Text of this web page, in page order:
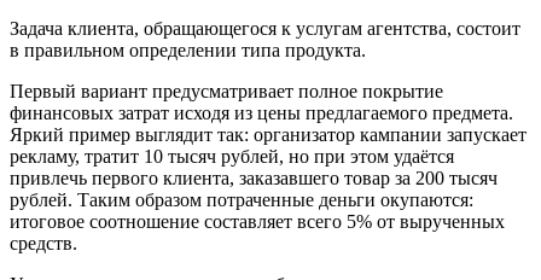
Задача клиента, обращающегося к услугам агентства, состоит
в правильном определении типа продукта.
Первый вариант предусматривает полное покрытие
финансовых затрат исходя из цены предлагаемого предмета.
Яркий пример выглядит так: организатор кампании запускает
рекламу, тратит 10 тысяч рублей, но при этом удаётся
привлечь первого клиента, заказавшего товар за 200 тысяч
рублей. Таким образом потраченные деньги окупаются:
итоговое соотношение составляет всего 5% от вырученных
средств.